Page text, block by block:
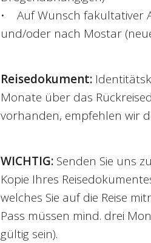
• Auf Wunsch fakultativer
und/oder nach Mostar
Reisedokument:
Monate über das
vorhanden, empfehlen wir
WICHTIG:Senden Sie uns
Kopie Ihres
welches Sie auf die Reise
Pass müssen mind. drei
gültig sein).